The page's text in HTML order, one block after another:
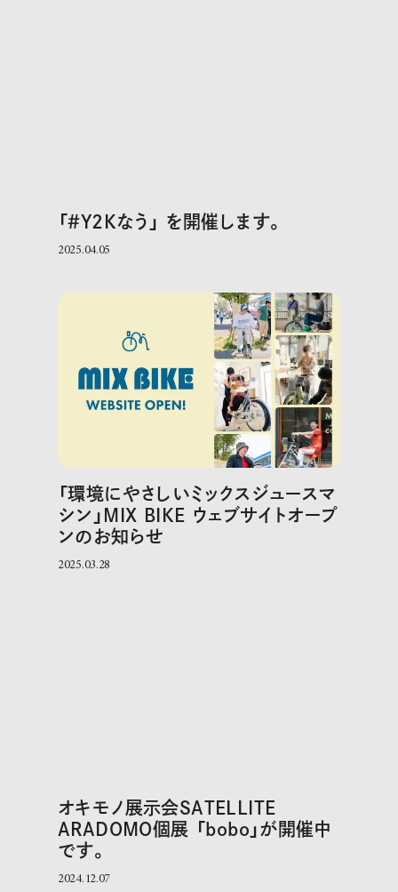
「＃Y2Kなう」 を開催します。
2025.04.05
「環境にやさしいミックスジュースマ
シン」MIX BIKE ウェブサイトオープ
ンのお知らせ
2025.03.28
オキモノ展示会SATELLITE
ARADOMO個展 「bobo」が開催中
です。
2024.12.07